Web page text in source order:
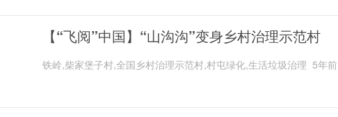
【“飞阅”中国】“山沟沟”变身乡村治理示范村
铁岭,柴家堡子村,全国乡村治理示范村,村屯绿化,生活垃圾治理 5年前